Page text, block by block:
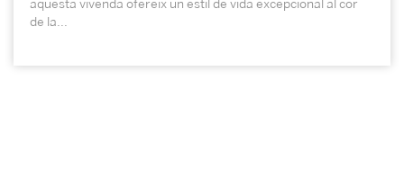
aquesta vivenda ofereix un estil de vida excepcional al cor
de la...